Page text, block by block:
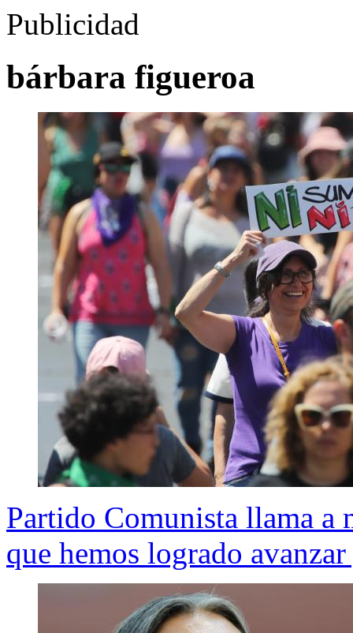
Publicidad
bárbara figueroa
Partido Comunista llama a
que hemos logrado